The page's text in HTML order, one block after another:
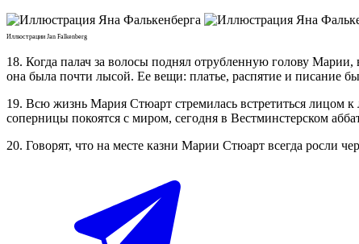
Иллюстрации Jan Falkenberg
18. Когда палач за волосы поднял отрубленную голову
она была почти лысой. Ее вещи: платье, распятие и писание
19. Всю жизнь Мария Стюарт стремилась встретиться лицом
соперницы покоятся с миром, сегодня в Вестминстерском
20. Говорят, что на месте казни Марии Стюарт всегда росли